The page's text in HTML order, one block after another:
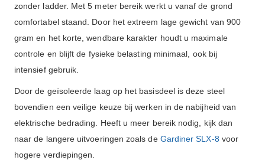
zonder ladder. Met 5 meter bereik werkt u vanaf de grond
comfortabel staand. Door het extreem lage gewicht van 900
gram en het korte, wendbare karakter houdt u maximale
controle en blijft de fysieke belasting minimaal, ook bij
intensief gebruik.
Door de geïsoleerde laag op het basisdeel is deze steel
bovendien een veilige keuze bij werken in de nabijheid van
elektrische bedrading. Heeft u meer bereik nodig, kijk dan
naar de langere uitvoeringen zoals de Gardiner SLX-8 voor
hogere verdiepingen.